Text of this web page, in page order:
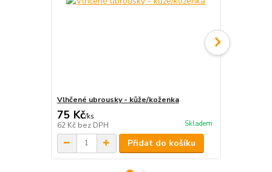
Vlhčené ubrousky - kůže/koženka
75 Kč/ks
62 Kč bez DPH Skladem
Přidat do košíku